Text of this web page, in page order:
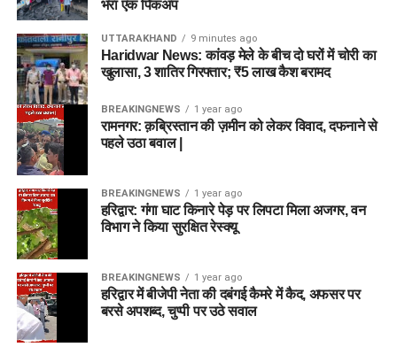
भरा एक पिकअप
UTTARAKHAND 9 minutes ago
Haridwar News: कांवड़ मेले के बीच दो घरों में चोरी का
खुलासा, 3 शातिर गिरफ्तार; ₹5 लाख कैश बरामद
BREAKINGNEWS 1 year ago
रामनगर: क़ब्रिस्तान की ज़मीन को लेकर विवाद, दफनाने से
पहले उठा बवाल |
BREAKINGNEWS 1 year ago
हरिद्वार: गंगा घाट किनारे पेड़ पर लिपटा मिला अजगर, वन
विभाग ने किया सुरक्षित रेस्क्यू
BREAKINGNEWS 1 year ago
हरिद्वार में बीजेपी नेता की दबंगई कैमरे में कैद, अफसर पर
बरसे अपशब्द, चुप्पी पर उठे सवाल